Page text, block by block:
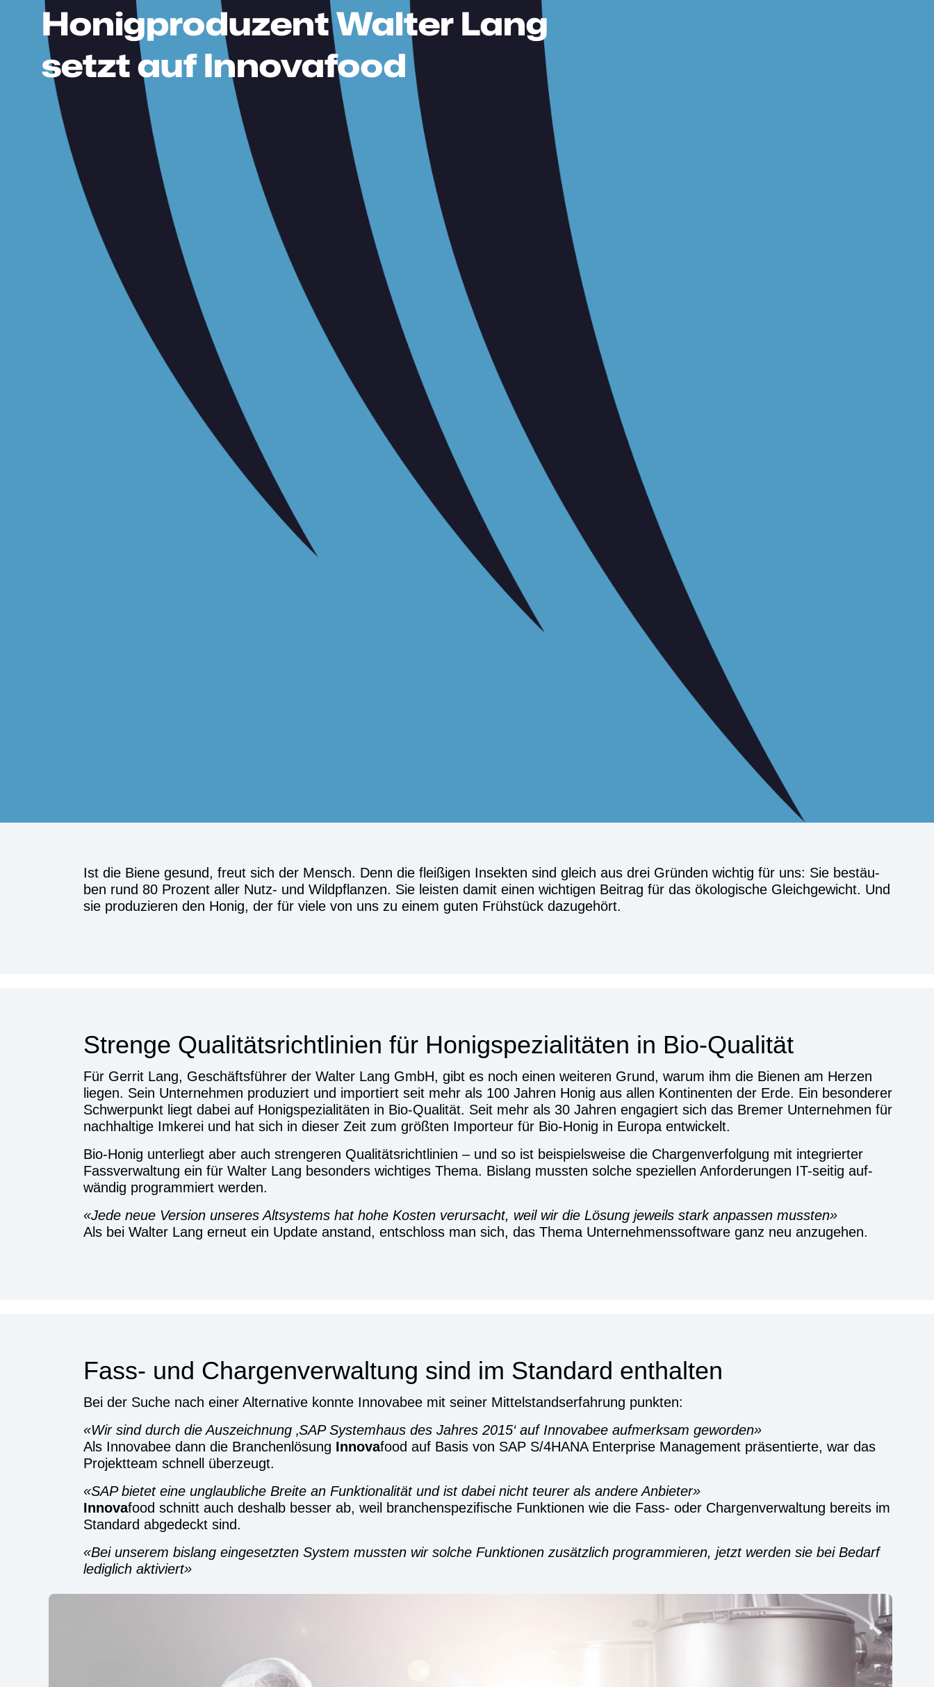
Honigproduzent Walter Lang
setzt auf Innovafood
Ist die Bie­ne gesund, freut sich der Mensch. Denn die flei­ßi­gen Insek­ten sind gleich aus drei Grün­den wich­tig für uns: Sie bestäu­
ben rund 80 Pro­zent aller Nutz- und Wild­pflan­zen. Sie leis­ten damit einen wich­ti­gen Bei­trag für das öko­lo­gi­sche Gleich­ge­wicht. Und
sie pro­du­zie­ren den Honig, der für vie­le von uns zu einem guten Früh­stück dazu­ge­hört.
Stren­ge Qua­li­täts­richt­li­ni­en für Honig­spe­zia­li­tä­ten in Bio-Qua­li­tät
Für Ger­rit Lang, Geschäfts­füh­rer der Wal­ter Lang GmbH, gibt es noch einen wei­te­ren Grund, war­um ihm die Bie­nen am Her­zen
lie­gen. Sein Unter­neh­men pro­du­ziert und impor­tiert seit mehr als 100 Jah­ren Honig aus allen Kon­ti­nen­ten der Erde. Ein beson­de­rer
Schwer­punkt liegt dabei auf Honig­spe­zia­li­tä­ten in Bio-Qua­li­tät. Seit mehr als 30 Jah­ren enga­giert sich das Bre­mer Unter­neh­men für
nach­hal­ti­ge Imke­rei und hat sich in die­ser Zeit zum größ­ten Impor­teur für Bio-Honig in Euro­pa ent­wi­ckelt.
Bio-Honig unter­liegt aber auch stren­ge­ren Qua­li­täts­richt­li­ni­en – und so ist bei­spiels­wei­se die Char­gen­ver­fol­gung mit inte­grier­ter
Fass­ver­wal­tung ein für Wal­ter Lang beson­ders wich­ti­ges The­ma. Bis­lang muss­ten sol­che spe­zi­el­len Anfor­de­run­gen IT-sei­tig auf­
wän­dig pro­gram­miert wer­den.
Jede neue Ver­si­on unse­res Alt­sys­tems hat hohe Kos­ten ver­ur­sacht, weil wir die Lösung jeweils stark anpas­sen muss­ten
Als bei Wal­ter Lang erneut ein Update anstand, ent­schloss man sich, das The­ma Unter­neh­mens­soft­ware ganz neu anzu­gehen.
Fass- und Char­gen­ver­wal­tung sind im Stan­dard ent­hal­ten
Bei der Suche nach einer Alter­na­ti­ve konn­te Inno­v­a­bee mit sei­ner Mit­tel­stands­er­fah­rung punk­ten:
Wir sind durch die Aus­zeich­nung ‚SAP Sys­tem­haus des Jah­res 2015‘ auf Inno­v­a­bee auf­merk­sam gewor­den
Als Inno­v­a­bee dann die Bran­chen­lö­sung Inno­vafood auf Basis von SAP S/4HANA Enter­pri­se Manage­ment prä­sen­tier­te, war das
Pro­jekt­team schnell über­zeugt.
SAP bie­tet eine unglaub­li­che Brei­te an Funk­tio­na­li­tät und ist dabei nicht teu­rer als ande­re Anbie­ter
Inno­vafood schnitt auch des­halb bes­ser ab, weil bran­chen­spezi­fische Funk­tio­nen wie die Fass- oder Char­gen­ver­wal­tung bereits im
Stan­dard abge­deckt sind.
Bei unse­rem bis­lang ein­ge­setz­ten Sys­tem muss­ten wir sol­che Funk­tio­nen zusätz­lich pro­gram­mie­ren, jetzt wer­den sie bei Bedarf
ledig­lich akti­viert